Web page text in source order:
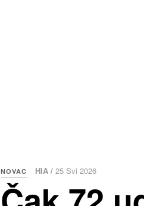
NOVAC HIA / 25 Svi 2026